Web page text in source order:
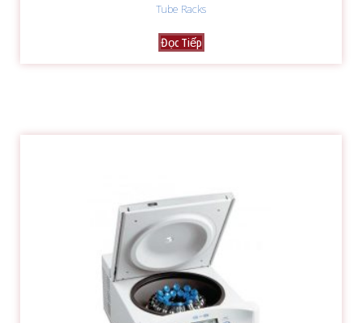
Tube Racks
Đọc Tiếp